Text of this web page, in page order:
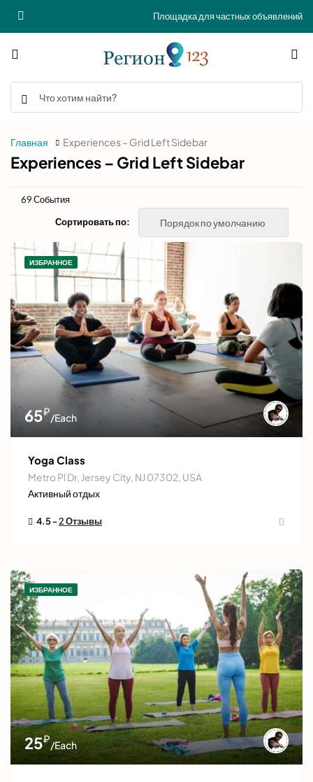
Площадка для частных объявлений
Главная Experiences – Grid Left Sidebar
Experiences – Grid Left Sidebar
69 События
Сортировать по:
Порядок по умолчанию
ИЗБРАННОЕ
65₽/Each
Yoga Class
Metro Pl Dr, Jersey City, NJ 07302, USA
Активный отдых
4.5 -2 Отзывы
ИЗБРАННОЕ
25₽/Each